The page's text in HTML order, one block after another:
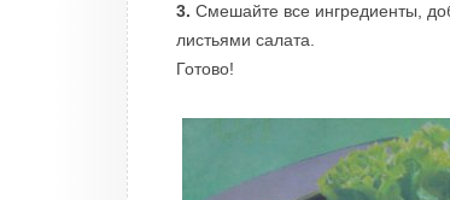
3. Смешайте все ингредиенты,
листьями салата.
Готово!